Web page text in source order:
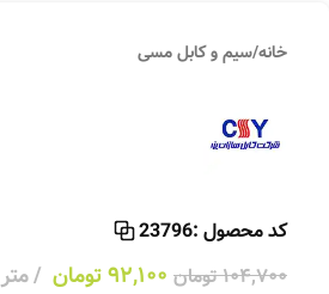
خانه/سیم و کابل مسی
کد محصول :23796
۱۰۴,۷۰۰تومان ۹۲,۱۰۰تومان متر